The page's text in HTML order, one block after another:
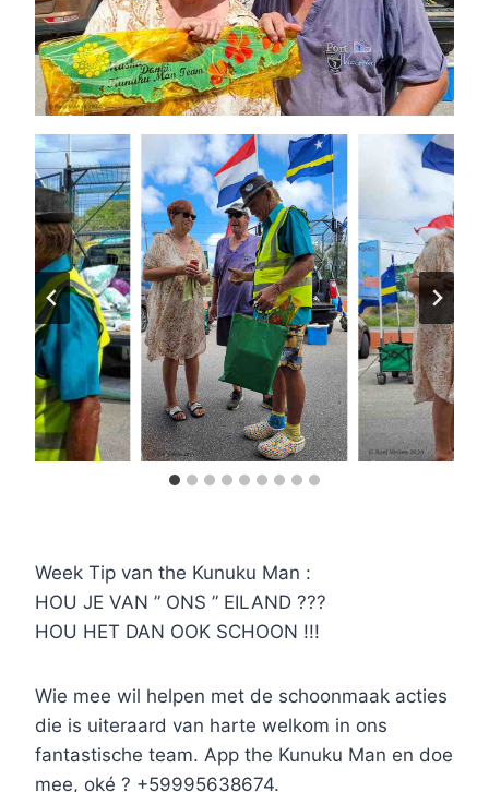
Week Tip van the Kunuku Man :
HOU JE VAN ” ONS ” EILAND ???
HOU HET DAN OOK SCHOON !!!
Wie mee wil helpen met de schoonmaak acties
die is uiteraard van harte welkom in ons
fantastische team. App the Kunuku Man en doe
mee, oké ? +59995638674.